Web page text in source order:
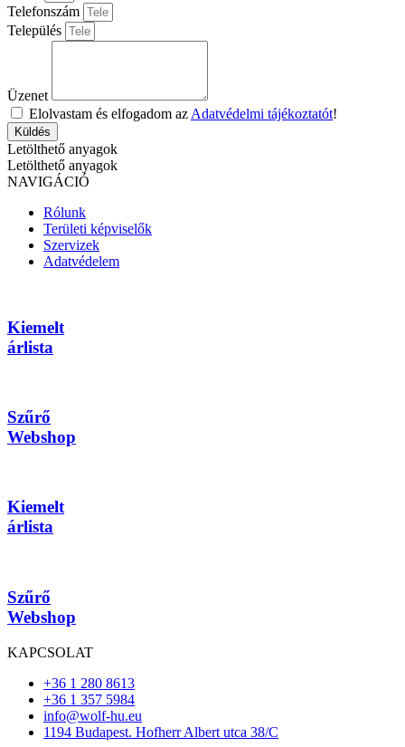
Telefonszám
Település
Üzenet
Elolvastam és elfogadom az Adatvédelmi tájékoztatót!
Küldés
Letölthető anyagok
Letölthető anyagok
NAVIGÁCIÓ
Rólunk
Területi képviselők
Szervizek
Adatvédelem
Kiemelt
árlista
Szűrő
Webshop
Kiemelt
árlista
Szűrő
Webshop
KAPCSOLAT
+36 1 280 8613
+36 1 357 5984
info@wolf-hu.eu
1194 Budapest. Hofherr Albert utca 38/C